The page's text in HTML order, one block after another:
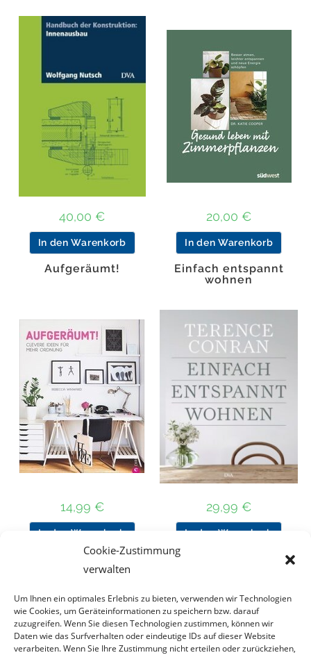
Cookie-Zustimmung
verwalten
Um Ihnen ein optimales Erlebnis zu bieten, verwenden wir Technologien
wie Cookies, um Geräteinformationen zu speichern bzw. darauf
zuzugreifen. Wenn Sie diesen Technologien zustimmen, können wir
Daten wie das Surfverhalten oder eindeutige IDs auf dieser Website
verarbeiten. Wenn Sie Ihre Zustimmung nicht erteilen oder zurückziehen,
40,00 €
In den Warenkorb
20,00 €
In den Warenkorb
Aufgeräumt!
14,99 €
In den Warenkorb
Einfach entspannt
wohnen
29,99 €
In den Warenkorb
Nach Preis filtern
Kategorie